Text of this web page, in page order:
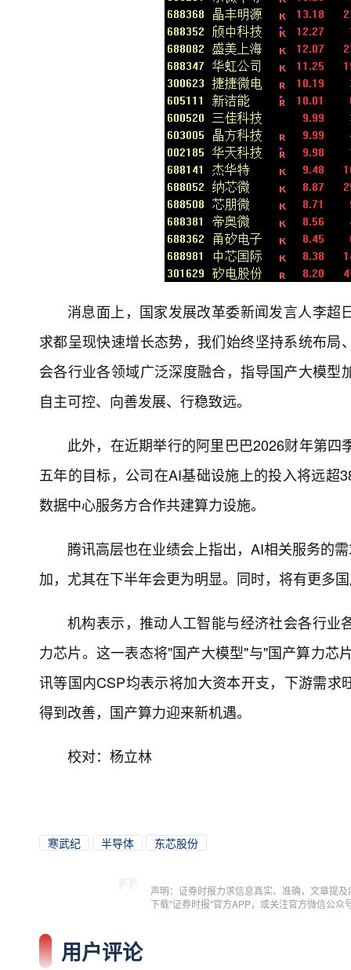
消息面上，国家发展改革委新闻发言人李
求都呈现快速增长态势，我们始终坚持系统布
会各行业各领域广泛深度融合，指导国产大模
自主可控、向善发展、行稳致远。
此外，在近期举行的阿里巴巴2026财年第
五年的目标，公司在AI基础设施上的投入将远
数据中心服务方合作共建算力设施。
腾讯高层也在业绩会上指出，AI相关服务的
加，尤其在下半年会更为明显。同时，将有更多
机构表示，推动人工智能与经济社会各行
力芯片。这一表态将"国产大模型"与"国产算力芯
讯等国内CSP均表示将加大资本开支，下游需
得到改善，国产算力迎来新机遇。
校对：杨立林
寒武纪 半导体 东芯股份
声明：证券时报力求信息真实、准确，文章提
下载"证券时报"官方APP，或关注官方微信公
用户评论